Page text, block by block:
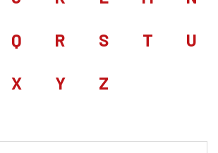
Q R S T U
X Y Z